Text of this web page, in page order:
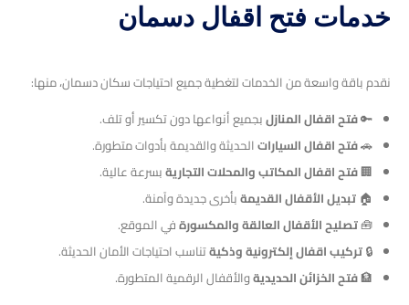
خدمات فتح اقفال دسمان
نقدم باقة واسعة من الخدمات لتغطية جميع احتياجات سكان دسمان، منها:
🔑فتح اقفال المنازلبجميع أنواعها دون تكسير أو تلف.
🚗فتح اقفال السياراتالحديثة والقديمة بأدوات متطورة.
🏢فتح اقفال المكاتب والمحلات التجاريةبسرعة عالية.
🏠تبديل الأقفال القديمةبأخرى جديدة وآمنة.
🧰تصليح الأقفال العالقة والمكسورةفي الموقع.
🔒تركيب اقفال إلكترونية وذكيةتناسب احتياجات الأمان الحديثة.
🏦فتح الخزائن الحديديةوالأقفال الرقمية المتطورة.